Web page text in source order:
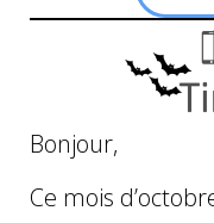
Bonjour,
Ce mois